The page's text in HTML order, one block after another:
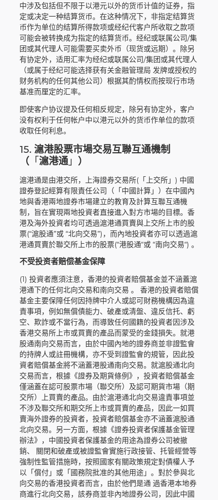
中涉及包括但不限于以港元以外的货币计值的证券，指
定或决定一种结算货币。在这种情况下，非指定结算货
币作为单位的结算所得款项或经纪代客户所收取之款项
可能会被转换成为指定的结算货币。经纪或联属公司/集
团或其代理人可能需要买卖外币（现货或远期）。除另
有协定外，适用汇率为经纪或联属公司/集团或其代理人
（或属于经纪可能选择获有关金融管理局 发牌或授权的
财务机构的任何其他公司）根据其酌情权而按现行市场
基准而厘定的汇率。
即使客户协议提及任何相反规定，除另有协定外，客户
没有权利于任何帐户中以港元以外的货币作单位的款项
收取任何利息。
15. 滬港股票市場交易互聯互通機制
（ 「 滬港通」 ）
滬港通是由港交所，上海證券交易所(「上交所」) 中國
證券登記經算有限責任公司（「中國計算」）在中國內
地與香港兩地證券市場建立的教育及計算互聯互通機
制，旨在實現兩地投資者直接進入對方市場的目標。香
港及海外投資者均可透過滬港通買賣與上交所上市的股
票(“滬股通”或 “北向交易”)，而內地投資者亦可以透過滬
港通買賣於聯交所上市的股票(“港股通“或 “南向交易“) 。
不受投资者赔偿基金保障
(1) 投資者應須注意，香港的投資者賠償基金並不涵蓋滬
港通下的任何北向交易和南向交易 。 香港的投資者賠償
基金主要保障任何因持牌中介人或認可財務機構因為違
責事項，例如無償債能力、破產或清盤、違反信托、虧
空、欺詐或不當行為，而導致任何國籍的投資者因涉及
香港交易所上市或買賣的產品而蒙受的金錢損失。就港
股通南向交易而言，由於中國內地的證券商並非證監會
的持牌人或註冊機構，亦不受到證監會的規管，因此投
資者賠償基金將不涵蓋港股通南向交易。就滬股通北向
交易而言，根據《證券及期貨條例》，投資者賠償基金
僅涵蓋在認可股票市場（聯交所）及認可期貨市場（期
交所）上買賣的產品。由於滬港通北向交易違責事項並
不涉及聯交所和期交所上市或買賣的產品，因此一如買
賣海外證券的投資者，投資者賠償基金亦不涵蓋滬股通
北向交易。另一方面，根據《證券投資者保護基金管理
辦法》，中國投資者保護基金的用途為證券公司被撤
銷、 關閉和破產或被證監會實施行政接管、托管經營等
強制性監管措施時，按照國家有關政策規定對債權人予
以「償付」或「國務院批准的其他用途」。對於參與北
向交易的香港投資者而言，由於他們是通 過香港本地券
商進行北向交易，該券商並非內地證券公司，因此中國